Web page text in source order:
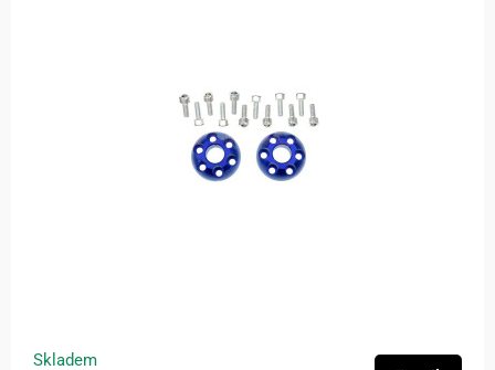
Skladem